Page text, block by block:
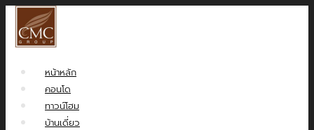
หน้าหลัก
คอนโด
ทาวน์โฮม
บ้านเดี่ยว